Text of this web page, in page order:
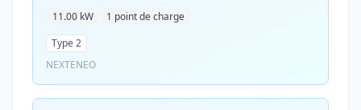
11.00 kW
1 point de charge
Type 2
NEXTENEO